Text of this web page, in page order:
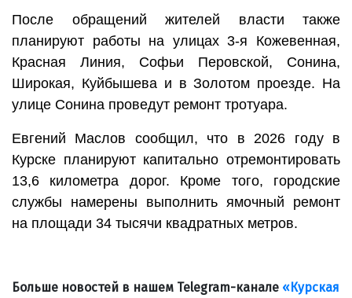
После обращений жителей власти также
планируют работы на улицах 3-я Кожевенная,
Красная Линия, Софьи Перовской, Сонина,
Широкая, Куйбышева и в Золотом проезде. На
улице Сонина проведут ремонт тротуара.
Евгений Маслов сообщил, что в 2026 году в
Курске планируют капитально отремонтировать
13,6 километра дорог. Кроме того, городские
службы намерены выполнить ямочный ремонт
на площади 34 тысячи квадратных метров.
Больше новостей в нашем Telegram-канале «Курская